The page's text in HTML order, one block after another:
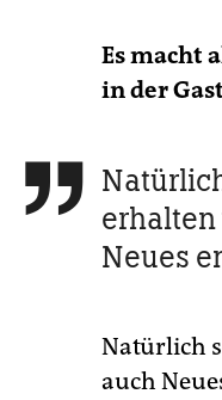
Es macht
in der

Neues
Natürlich
auch